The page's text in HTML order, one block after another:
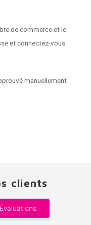
de commerce et le
et connectez-vous
manuellement
clients